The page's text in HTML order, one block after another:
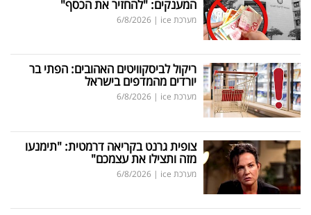
המענקים: "להחזיר את הכסף"
מערכת ice |
6/8/2026
ריקול לביסקוויטים האהובים: הפתי בר
יורדים מהמדפים בישראל
מערכת ice |
6/8/2026
צופית גרנט בקריאה דרמטית: "תימנעו
מזה ותצילו את עצמכם"
מערכת ice |
6/8/2026